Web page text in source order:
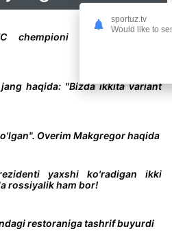
promoushendagi
haqida: "Bizda ikkita variant
Overim Makgregor haqida
yaxshi ko'radigan ikki
rossiyalik ham bor!
restoraniga tashrif buyurdi
sportuz.tv
Would like to